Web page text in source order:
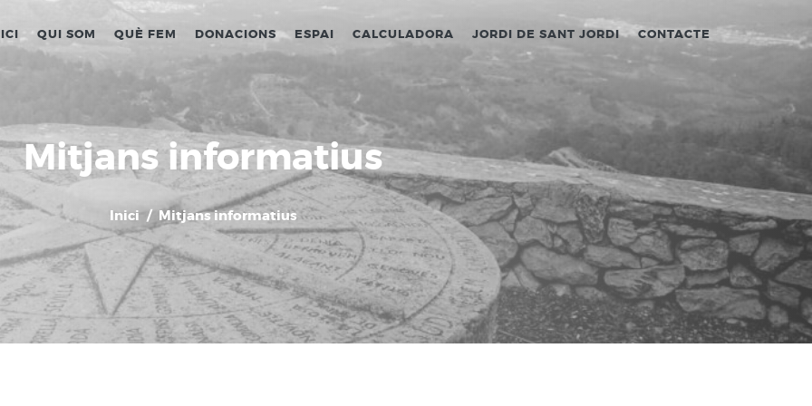
QUI SOM QUÈ FEM DONACIONS ESPAI CALCULADORA JORDI DE SANT JORDI CONTACTE
Mitjans informatius
Inici Mitjans informatius